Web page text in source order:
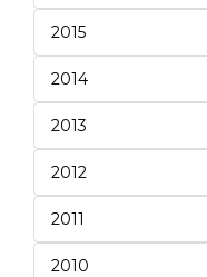
2015
2014
2013
2012
2011
2010